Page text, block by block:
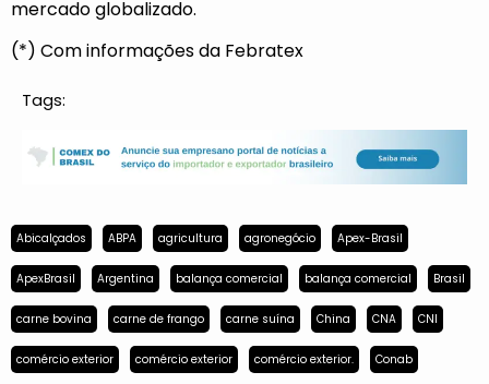
mercado globalizado.
(*) Com informações da Febratex
Tags:
Abicalçados ABPA agricultura agronegócio Apex-Brasil
ApexBrasil Argentina balança comercial balança comercial Brasil
carne bovina carne de frango carne suína China CNA CNI
comércio exterior comércio exterior comércio exterior. Conab